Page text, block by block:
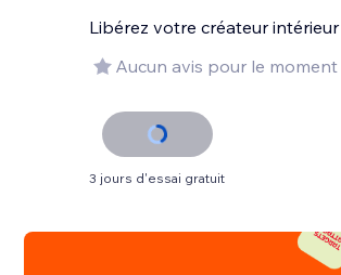
Libérez votre créateur intérieur
Aucun avis pour le moment
3 jours d'essai gratuit